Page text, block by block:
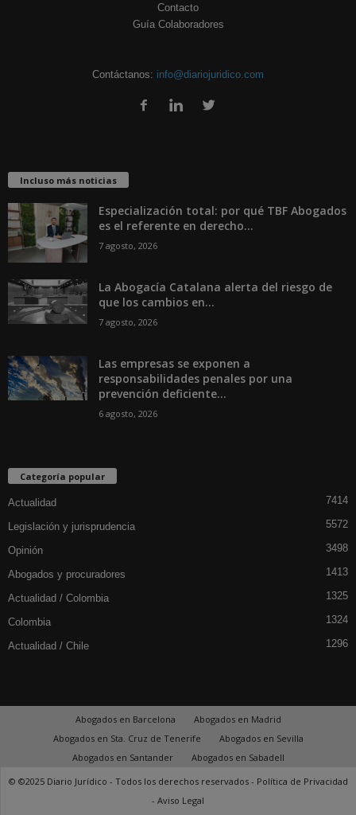
Contacto
Guía Colaboradores
Contáctanos: info@diariojuridico.com
Incluso más noticias
Especialización total: por qué TBF Abogados
es el referente en derecho...
7 agosto, 2026
La Abogacía Catalana alerta del riesgo de
que los cambios en...
7 agosto, 2026
Las empresas se exponen a
responsabilidades penales por una
prevención deficiente...
6 agosto, 2026
Categoría popular
Actualidad 7414
Legislación y jurisprudencia 5572
Opinión 3498
Abogados y procuradores 1413
Actualidad / Colombia 1325
Colombia 1324
Actualidad / Chile 1296
Abogados en Barcelona
Abogados en Madrid
Abogados en Sta. Cruz de Tenerife
Abogados en Sevilla
Abogados en Santander
Abogados en Sabadell
© ©2025 Diario Jurídico - Todos los derechos reservados - Política de Privacidad
- Aviso Legal